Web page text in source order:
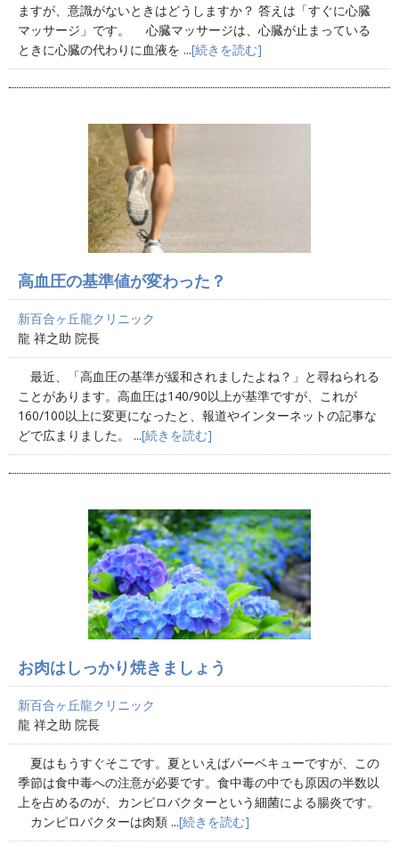
ますが、意識がないときはどうしますか？ 答えは「すぐに心臓
マッサージ」です。 心臓マッサージは、心臓が止まっている
ときに心臓の代わりに血液を ...[続きを読む]
高血圧の基準値が変わった？
新百合ヶ丘龍クリニック
龍 祥之助 院長
最近、「高血圧の基準が緩和されましたよね？」と尋ねられる
ことがあります。高血圧は140/90以上が基準ですが、これが
160/100以上に変更になったと、報道やインターネットの記事な
どで広まりました。 ...[続きを読む]
お肉はしっかり焼きましょう
新百合ヶ丘龍クリニック
龍 祥之助 院長
夏はもうすぐそこです。夏といえばバーベキューですが、この
季節は食中毒への注意が必要です。食中毒の中でも原因の半数以
上を占めるのが、カンピロバクターという細菌による腸炎です。
カンピロバクターは肉類 ...[続きを読む]